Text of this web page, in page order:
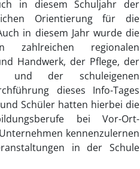
in diesem Schuljahr der
Orientierung für die
in diesem Jahr wurde die
zahlreichen regionalen
Handwerk, der Pflege, der
und der schuleigenen
dieses Info-Tages
Schüler hatten hierbei die
bei Vor-Ort-
kennenzulernen
in der Schule